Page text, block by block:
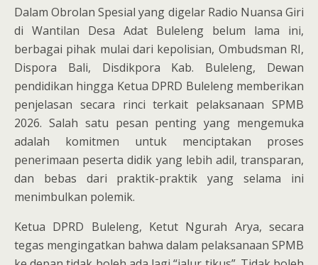
Dalam Obrolan Spesial yang digelar Radio Nuansa Giri
di Wantilan Desa Adat Buleleng belum lama ini,
berbagai pihak mulai dari kepolisian, Ombudsman RI,
Dispora Bali, Disdikpora Kab. Buleleng, Dewan
pendidikan hingga Ketua DPRD Buleleng memberikan
penjelasan secara rinci terkait pelaksanaan SPMB
2026. Salah satu pesan penting yang mengemuka
adalah komitmen untuk menciptakan proses
penerimaan peserta didik yang lebih adil, transparan,
dan bebas dari praktik-praktik yang selama ini
menimbulkan polemik.
Ketua DPRD Buleleng, Ketut Ngurah Arya, secara
tegas mengingatkan bahwa dalam pelaksanaan SPMB